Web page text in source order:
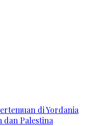
di Yordania
dan Palestina